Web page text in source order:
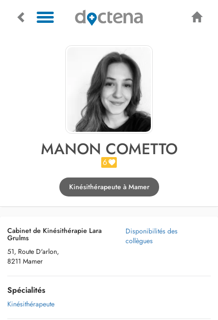
MANON COMETTO
6
Kinésithérapeute à Mamer
Cabinet de Kinésithérapie Lara
Grulms
51, Route D'arlon,
8211 Mamer
Disponibilités des
collègues
Spécialités
Kinésithérapeute